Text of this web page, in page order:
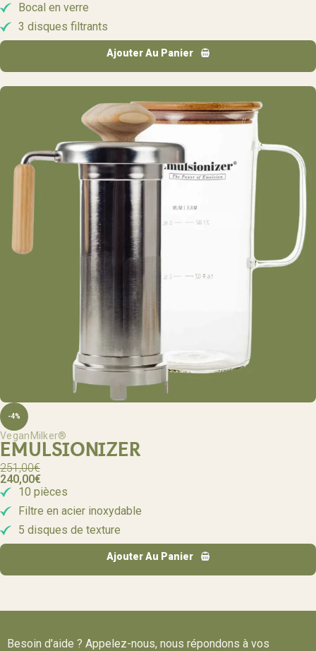
Bocal en verre
3 disques filtrants
Ajouter Au Panier
-4%
VeganMilker®
EMULSIONIZER
251,00€
240,00€
10 pièces
Filtre en acier inoxydable
5 disques de texture
Ajouter Au Panier
Besoin d'aide ? Appelez-nous, nous répondons à vos